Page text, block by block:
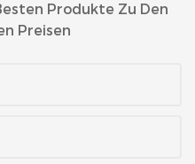
Produkte Zu Den
Preisen